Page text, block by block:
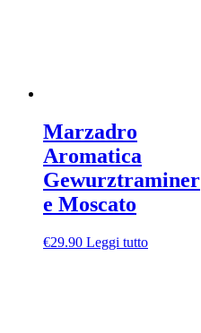
Marzadro
Aromatica
Gewurztraminer
e Moscato
€29.90 Leggi tutto